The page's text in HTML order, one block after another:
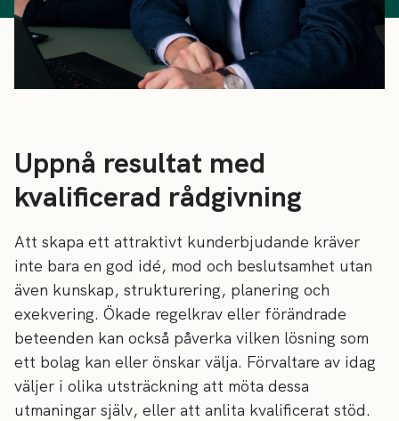
Uppnå resultat med
kvalificerad rådgivning
Att skapa ett attraktivt kunderbjudande kräver
inte bara en god idé, mod och beslutsamhet utan
även kunskap, strukturering, planering och
exekvering. Ökade regelkrav eller förändrade
beteenden kan också påverka vilken lösning som
ett bolag kan eller önskar välja. Förvaltare av idag
väljer i olika utsträckning att möta dessa
utmaningar själv, eller att anlita kvalificerat stöd.